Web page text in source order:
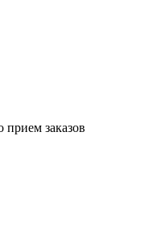
прием заказов